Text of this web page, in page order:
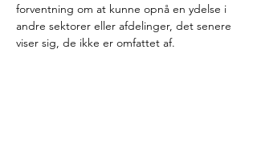
forventning om at kunne opnå en ydelse i
andre sektorer eller afdelinger, det senere
viser sig, de ikke er omfattet af.